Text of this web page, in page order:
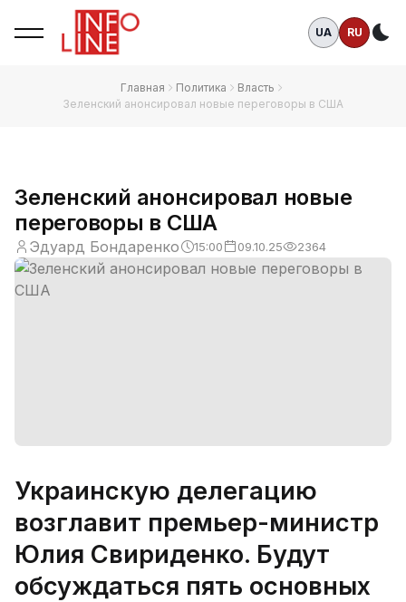
UA RU
Главная Политика
Власть
Зеленский анонсировал новые переговоры в США
Зеленский анонсировал новые
переговоры в США
Эдуард Бондаренко 15:00 09.10.25 2364
Украинскую делегацию
возглавит премьер-министр
Юлия Свириденко. Будут
обсуждаться пять основных